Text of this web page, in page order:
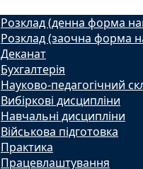
Розклад (денна форма
Розклад (заочна форма
Деканат
Бухгалтерія
Науково-педагогічний
Вибіркові дисципліни
Навчальні дисципліни
Військова підготовка
Практика
Працевлаштування